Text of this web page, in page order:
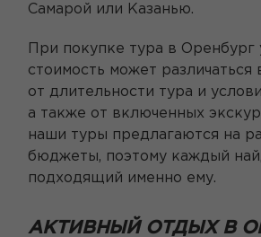
Самарой или Казанью.
При покупке тура в Оренбург
стоимость может различаться
от длительности тура и
а также от включенных
наши туры предлагаются на
бюджеты, поэтому каждый
подходящий именно ему.
АКТИВНЫЙ ОТДЫХ В